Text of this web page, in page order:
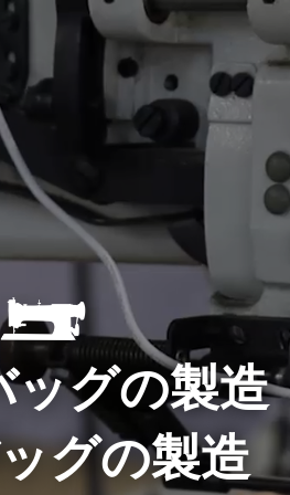
ッグの製造
グの製造